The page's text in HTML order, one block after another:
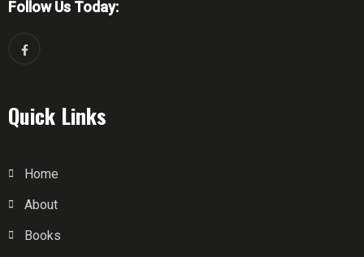
Follow Us Today:
Quick Links
Home
About
Books